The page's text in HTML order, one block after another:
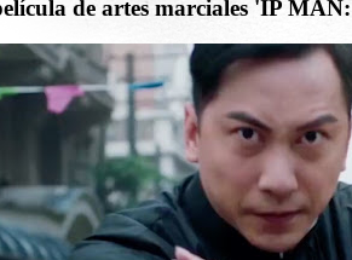
de artes marciales 'IP